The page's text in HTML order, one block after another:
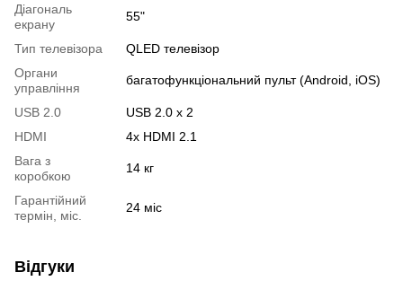
Діагональ
екрану
55"
Тип телевізора
QLED телевізор
Органи
управління
багатофункціональний пульт (Android, iOS)
USB 2.0
USB 2.0 х 2
HDMI
4x HDMI 2.1
Вага з
коробкою
14 кг
Гарантійний
термін, міс.
24 міс
Відгуки